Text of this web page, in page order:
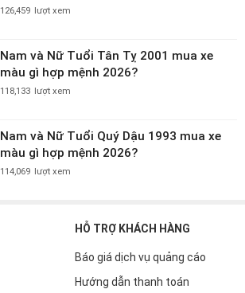
126,459 lượt xem
Nam và Nữ Tuổi Tân Tỵ 2001 mua xe
màu gì hợp mệnh 2026?
118,133 lượt xem
Nam và Nữ Tuổi Quý Dậu 1993 mua xe
màu gì hợp mệnh 2026?
114,069 lượt xem
HỖ TRỢ KHÁCH HÀNG
Báo giá dịch vụ quảng cáo
Hướng dẫn thanh toán